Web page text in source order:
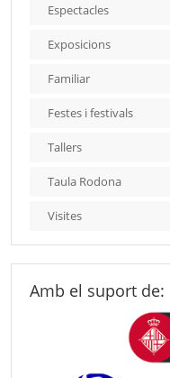
Espectacles
Exposicions
Familiar
Festes i festivals
Tallers
Taula Rodona
Visites
Amb el suport de: